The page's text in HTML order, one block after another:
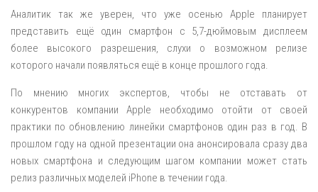
Аналитик так же уверен, что уже осенью Apple планирует
представить ещё один смартфон c 5,7-дюймовым дисплеем
более высокого разрешения, слухи о возможном релизе
которого начали появляться ещё в конце прошлого года.
По мнению многих экспертов, чтобы не отставать от
конкурентов компании Apple необходимо отойти от своей
практики по обновлению линейки смартфонов один раз в год. В
прошлом году на одной презентации она анонсировала сразу два
новых смартфона и следующим шагом компании может стать
релиз различных моделей iPhone в течении года.